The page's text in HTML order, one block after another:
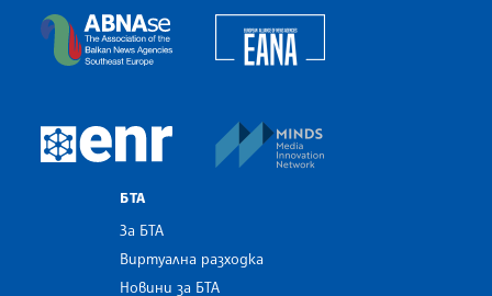
The Assocoation of the Balkan News Agencies
European Newsroom
БТА
За БТА
Виртуална разходка
Новини за БТА